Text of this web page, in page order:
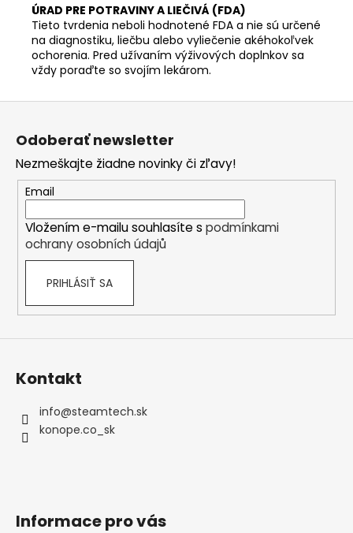
ÚRAD PRE POTRAVINY A LIEČIVÁ (FDA)
Tieto tvrdenia neboli hodnotené FDA a nie sú určené
na diagnostiku, liečbu alebo vyliečenie akéhokoľvek
ochorenia. Pred užívaním výživových doplnkov sa
vždy poraďte so svojím lekárom.
Odoberať newsletter
Nezmeškajte žiadne novinky či zľavy!
Email
Vložením e-mailu souhlasíte s podmínkami
ochrany osobních údajů
PRIHLÁSIŤ SA
Kontakt
info@steamtech.sk
konope.co_sk
Informace pro vás